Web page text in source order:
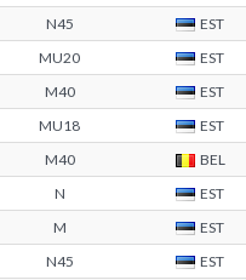
N45 EST
MU20 EST
M40 EST
MU18 EST
M40
BEL
N EST
M EST
N45 EST